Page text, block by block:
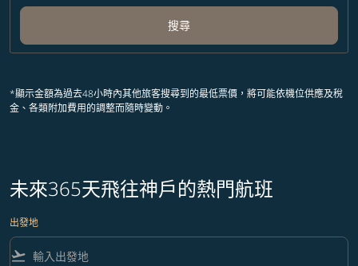
搜尋
*顯示金額為過去48小時內其他旅客搜尋到的最低票價，將可能依機位供應及稅
金、各類附加費用的調整而隨時變動。
未來365天飛往神戶的熱門航班
出發地
flight_takeoff